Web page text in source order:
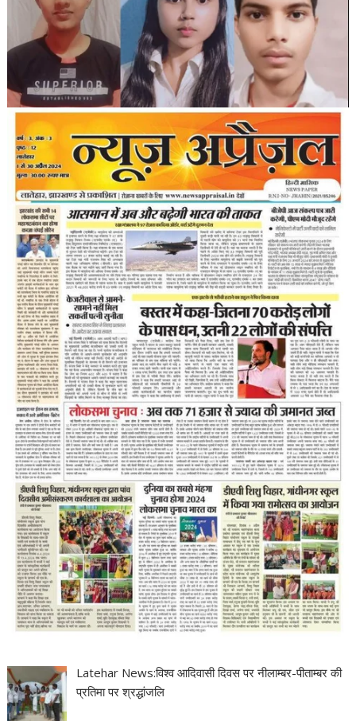
Latehar News:विश्व आदिवासी दिवस पर नीलाम्बर-पीताम्बर की
प्रतिमा पर श्रद्धांजलि